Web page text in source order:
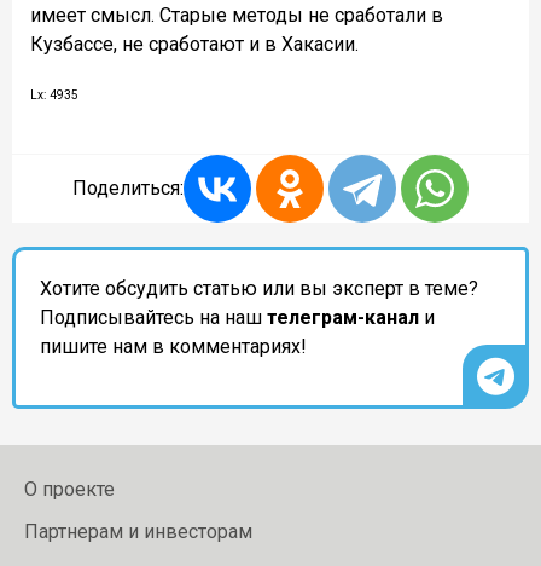
имеет смысл. Старые методы не сработали в
Кузбассе, не сработают и в Хакасии.
Lx: 4935
Поделиться:
Хотите обсудить статью или вы эксперт в теме?
Подписывайтесь на наш телеграм-канал и
пишите нам в комментариях!
О проекте
Партнерам и инвесторам